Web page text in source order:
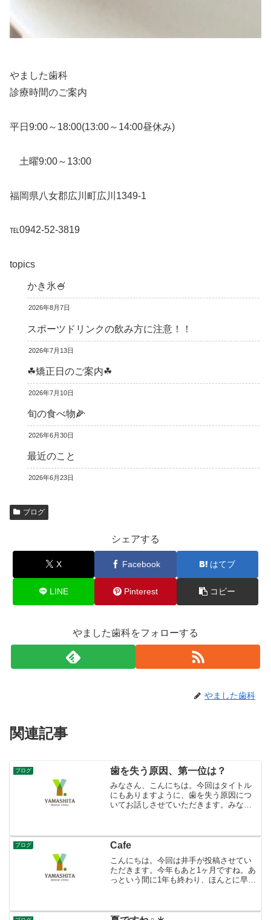
やました歯科
診療時間のご案内
平日9:00～18:00(13:00～14:00昼休み)
土曜9:00～13:00
福岡県八女郡広川町広川1349-1
℡0942-52-3819
topics
かき氷🍧
2026年8月7日
スポーツドリンクの飲み方に注意！！
2026年7月13日
☘矯正日のご案内☘
2026年7月10日
旬の食べ物🌽
2026年6月30日
最近のこと
2026年6月23日
ブログ
シェアする
X Facebook はてブ
LINE Pinterest コピー
やました歯科をフォローする
やました歯科
関連記事
ブログ 歯を失う原因、第一位は？
みなさん、こんにちは。今回はタイトル
にもありますように、歯を失う原因につ
いてお話しさせていただきます。みなさ
親知らずを除いて、上下左右全部で28本
永久歯があるはずです。...
ブログ Cafe
こんにちは。今回は井手が投稿させてい
ただきます。今年もあと1ヶ月ですね。あ
っという間に1年も終わり、ほんとに早い